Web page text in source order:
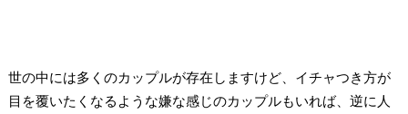
世の中には多くのカップルが存在しますけど、イチャつき方が
目を覆いたくなるような嫌な感じのカップルもいれば、逆に人